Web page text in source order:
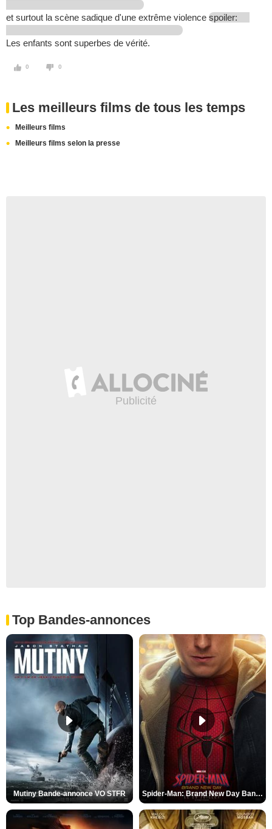
et surtout la scène sadique d'une extrême violence spoiler:
Les enfants sont superbes de vérité.
0 0
Les meilleurs films de tous les temps
Meilleurs films
Meilleurs films selon la presse
Top Bandes-annonces
Mutiny Bande-annonce VO STFR Spider-Man: Brand New Day Bande-annonce VO STFR